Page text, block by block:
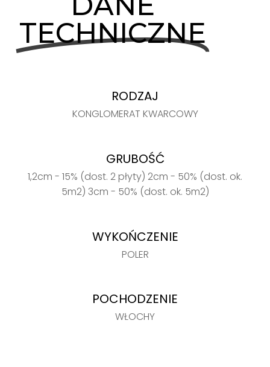
TECHNICZNE
RODZAJ
KONGLOMERAT KWARCOWY
GRUBOŚĆ
1,2cm - 15% (dost. 2 płyty) 2cm - 50% (dost. ok.
5m2) 3cm - 50% (dost. ok. 5m2)
WYKOŃCZENIE
POLER
POCHODZENIE
WŁOCHY